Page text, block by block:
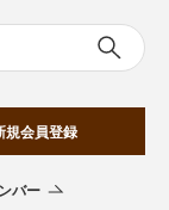
規会員登録
バー